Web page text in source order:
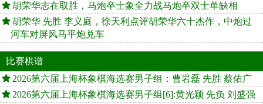
胡荣华志在取胜，马炮卒士象全力战马炮卒双士单缺相
胡荣华 先胜 李义庭，徐天利点评胡荣华六十杰作，中炮过
河车对屏风马平炮兑车
比赛棋谱
2026第六届上海杯象棋海选赛男子组：曹岩磊 先胜 蔡佑广
2026第六届上海杯象棋海选赛男子组[6]:黄光颖 先负 刘盛强